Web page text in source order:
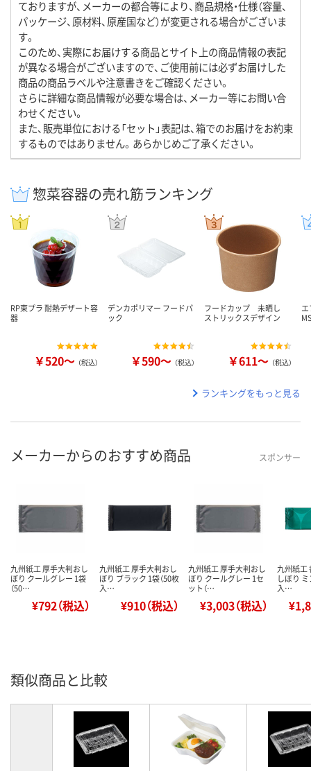
ておりますが、メーカーの都合等により、商品規格・仕様（容量、
パッケージ、原材料、原産国など）が変更される場合がございま
す。
このため、実際にお届けする商品とサイト上の商品情報の表記
が異なる場合がございますので、ご使用前には必ずお届けした
商品の商品ラベルや注意書きをご確認ください。
さらに詳細な商品情報が必要な場合は、メーカー等にお問い合
わせください。
また、販売単位における「セット」表記は、箱でのお届けをお約束
するものではありません。あらかじめご了承ください。
惣菜容器の売れ筋ランキング
RP東プラ 耐熱デザート容
器
￥520～ （税込）
デンカポリマー フードパ
ック
￥590～ （税込）
フードカップ 未晒し
ストリックスデザイン
￥611～ （税込）
ランキングをもっと見る
メーカーからのおすすめ商品 スポンサー
九州紙工 厚手大判おし
ぼり クールグレー 1袋
（50…
¥792（税込）
九州紙工 厚手大判おし
ぼり ブラック 1袋（50枚
入…
¥910（税込）
九州紙工 厚手大判おし
ぼり クールグレー 1セ
ット（…
¥3,003（税込）
九州紙工
しぼり ミ
入…
類似商品と比較